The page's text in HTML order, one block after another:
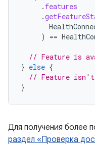
. features
.
)
==
// Feature is
} else {
// Feature
}
Для получения более
раздел «Проверка